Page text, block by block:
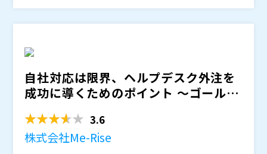
す。
の効果は最大になりません。ビジネス価値を生み出すサ
ービスデスクとなるには、現場の担当者自身が課題と向
を考え、業務を継続的に改善していく文化醸成が不可欠
活用効果の最大化、ひいてはサービスデスク変革の成否
を分けます。
SMツール「OpenText Core Service Management
ーザーとIT担当者それぞれの視点から、サービスデスク
におけるAI活用の具体的なイメージをつかんでいただけ
サービス「サービスデスク改善ワークショップ」もあわ
せてご紹介します。「形だけのAI活用」で終わらせない
件名：＜Zoom登録必須＞【アシスト】セミナー申込
受領のお知らせ
しております「[260630T全社方針の「AI活用」、サー
ビスデスクはどう応える？」
自社対応は限界、ヘルプデスク外注を
成功に導くためのポイント ～ゴールの
3.6
株式会社Me-Rise